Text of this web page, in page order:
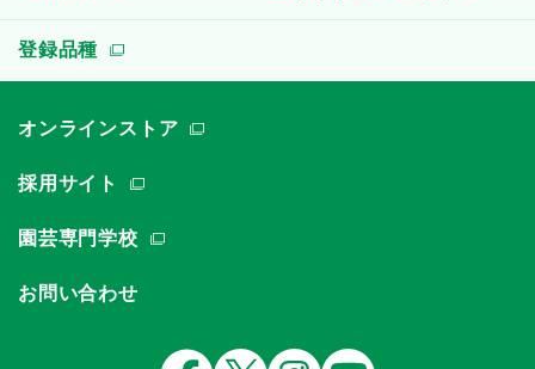
登録品種
オンラインストア
採用サイト
園芸専門学校
お問い合わせ